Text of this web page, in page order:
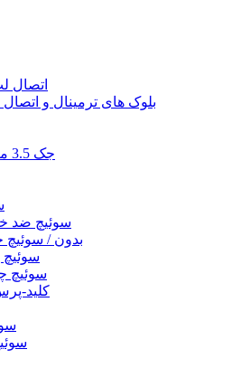
اتصال
بلوک های ترمینال و اتصال
جک 3.5 میلی متری صدا
سوئیچ ضد
بدون / سوئیچ
سوئیچ
سوئیچ
کلید-